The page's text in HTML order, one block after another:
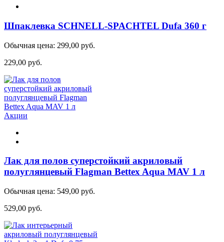
Шпаклевка SCHNELL-SPACHTEL Dufa 360 г
Обычная цена: 299,00 руб.
229,00 руб.
Акции
Лак для полов суперстойкий акриловый
полуглянцевый Flagman Bettex Aqua MAV 1 л
Обычная цена: 549,00 руб.
529,00 руб.